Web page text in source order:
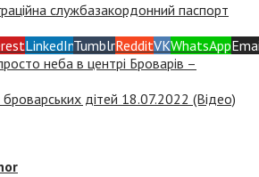
службазакордонний паспорт
LinkedInTumblrRedditVKWhatsApp
неба в центрі Броварів –
броварських дітей 18.07.2022 (Відео)